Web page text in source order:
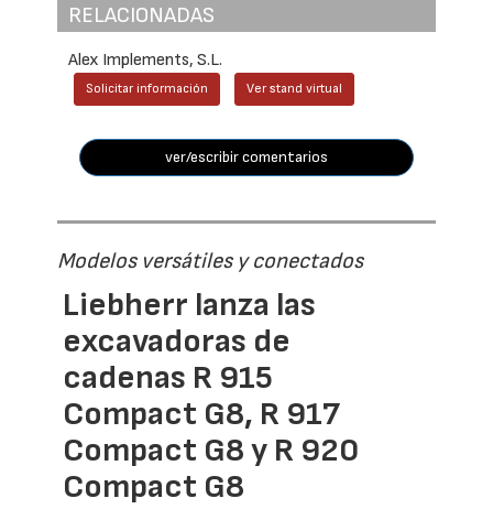
RELACIONADAS
Alex Implements, S.L.
Solicitar información Ver stand virtual
ver/escribir comentarios
Modelos versátiles y conectados
Liebherr lanza las
excavadoras de
cadenas R 915
Compact G8, R 917
Compact G8 y R 920
Compact G8